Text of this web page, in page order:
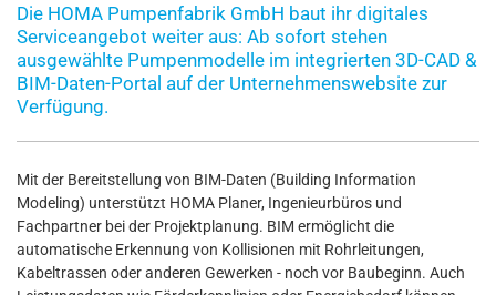
Die HOMA Pumpenfabrik GmbH baut ihr digitales
Serviceangebot weiter aus: Ab sofort stehen
ausgewählte Pumpenmodelle im integrierten 3D-CAD &
BIM-Daten-Portal auf der Unternehmenswebsite zur
Verfügung.
Mit der Bereitstellung von BIM-Daten (Building Information
Modeling) unterstützt HOMA Planer, Ingenieurbüros und
Fachpartner bei der Projektplanung. BIM ermöglicht die
automatische Erkennung von Kollisionen mit Rohrleitungen,
Kabeltrassen oder anderen Gewerken - noch vor Baubeginn. Auch